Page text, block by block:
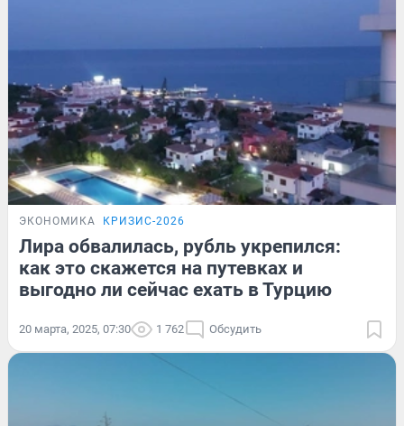
ЭКОНОМИКА КРИЗИС-2026
Лира обвалилась, рубль укрепился:
как это скажется на путевках и
выгодно ли сейчас ехать в Турцию
20 марта, 2025, 07:30 1 762 Обсудить